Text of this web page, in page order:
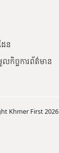
ែន
កិច្ចការព័ត៌មាន
Khmer First 2026